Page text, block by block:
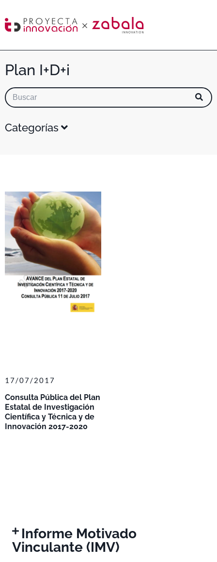
Plan I+D+i
Categorías
Consulta Pública del Plan
Estatal de Investigación
Científica y Técnica y de
Innovación 2017-2020
17/07/2017
Informe Motivado
Vinculante (IMV)